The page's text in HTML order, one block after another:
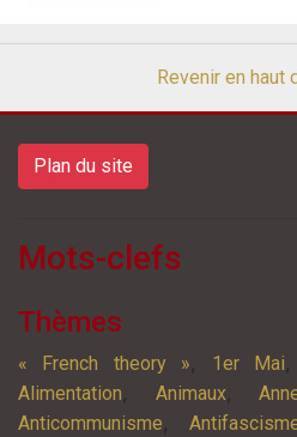
Revenir en haut
Plan du site
Mots-clefs
Thèmes
« French theory », 1er Mai
Alimentation, Animaux,
Anticommunisme,